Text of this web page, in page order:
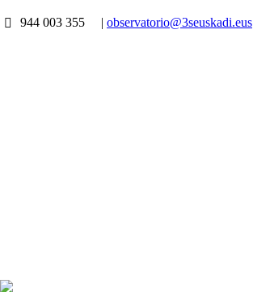
944 003 355 | observatorio@3seuskadi.eus